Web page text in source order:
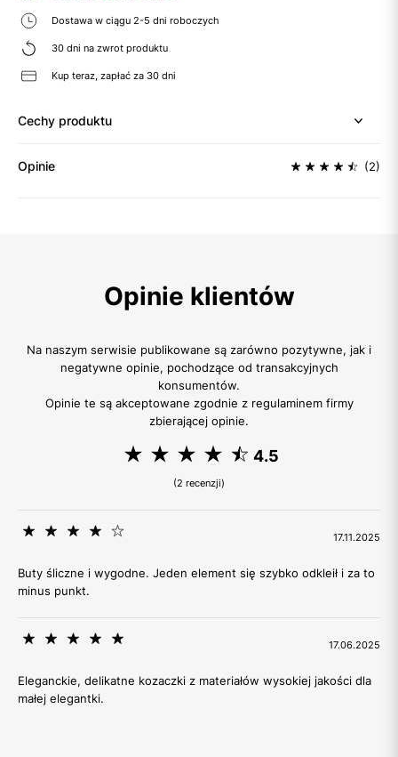
Dostawa w ciągu 2-5 dni roboczych
30 dni na zwrot produktu
Kup teraz, zapłać za 30 dni
Cechy produktu
Opinie (2)
Opinie klientów
Na naszym serwisie publikowane są zarówno pozytywne, jak i
negatywne opinie, pochodzące od transakcyjnych
konsumentów.
Opinie te są akceptowane zgodnie z regulaminem firmy
zbierającej opinie.
4.5
(2 recenzji)
17.11.2025
Buty śliczne i wygodne. Jeden element się szybko odkleił i za to
minus punkt.
17.06.2025
Eleganckie, delikatne kozaczki z materiałów wysokiej jakości dla
małej elegantki.